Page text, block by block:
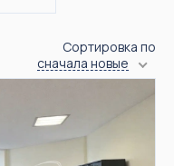
Сортировка по
сначала новые